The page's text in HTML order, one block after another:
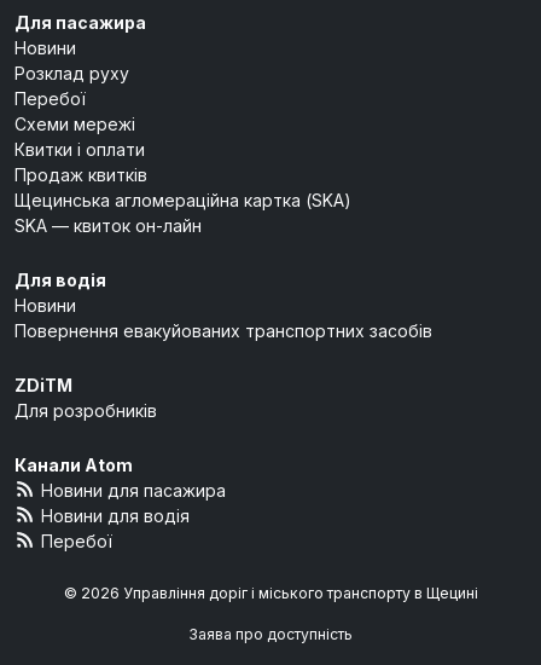
Для пасажира
Новини
Розклад руху
Перебої
Схеми мережі
Квитки і оплати
Продаж квитків
Щецинська агломераційна картка (SKA)
SKA — квиток он-лайн
Для водія
Новини
Повернення евакуйованих транспортних засобів
ZDiTM
Для розробників
Канали Atom
Новини для пасажира
Новини для водія
Перебої
© 2026 Управління доріг і міського транспорту в Щецині
Заява про доступність